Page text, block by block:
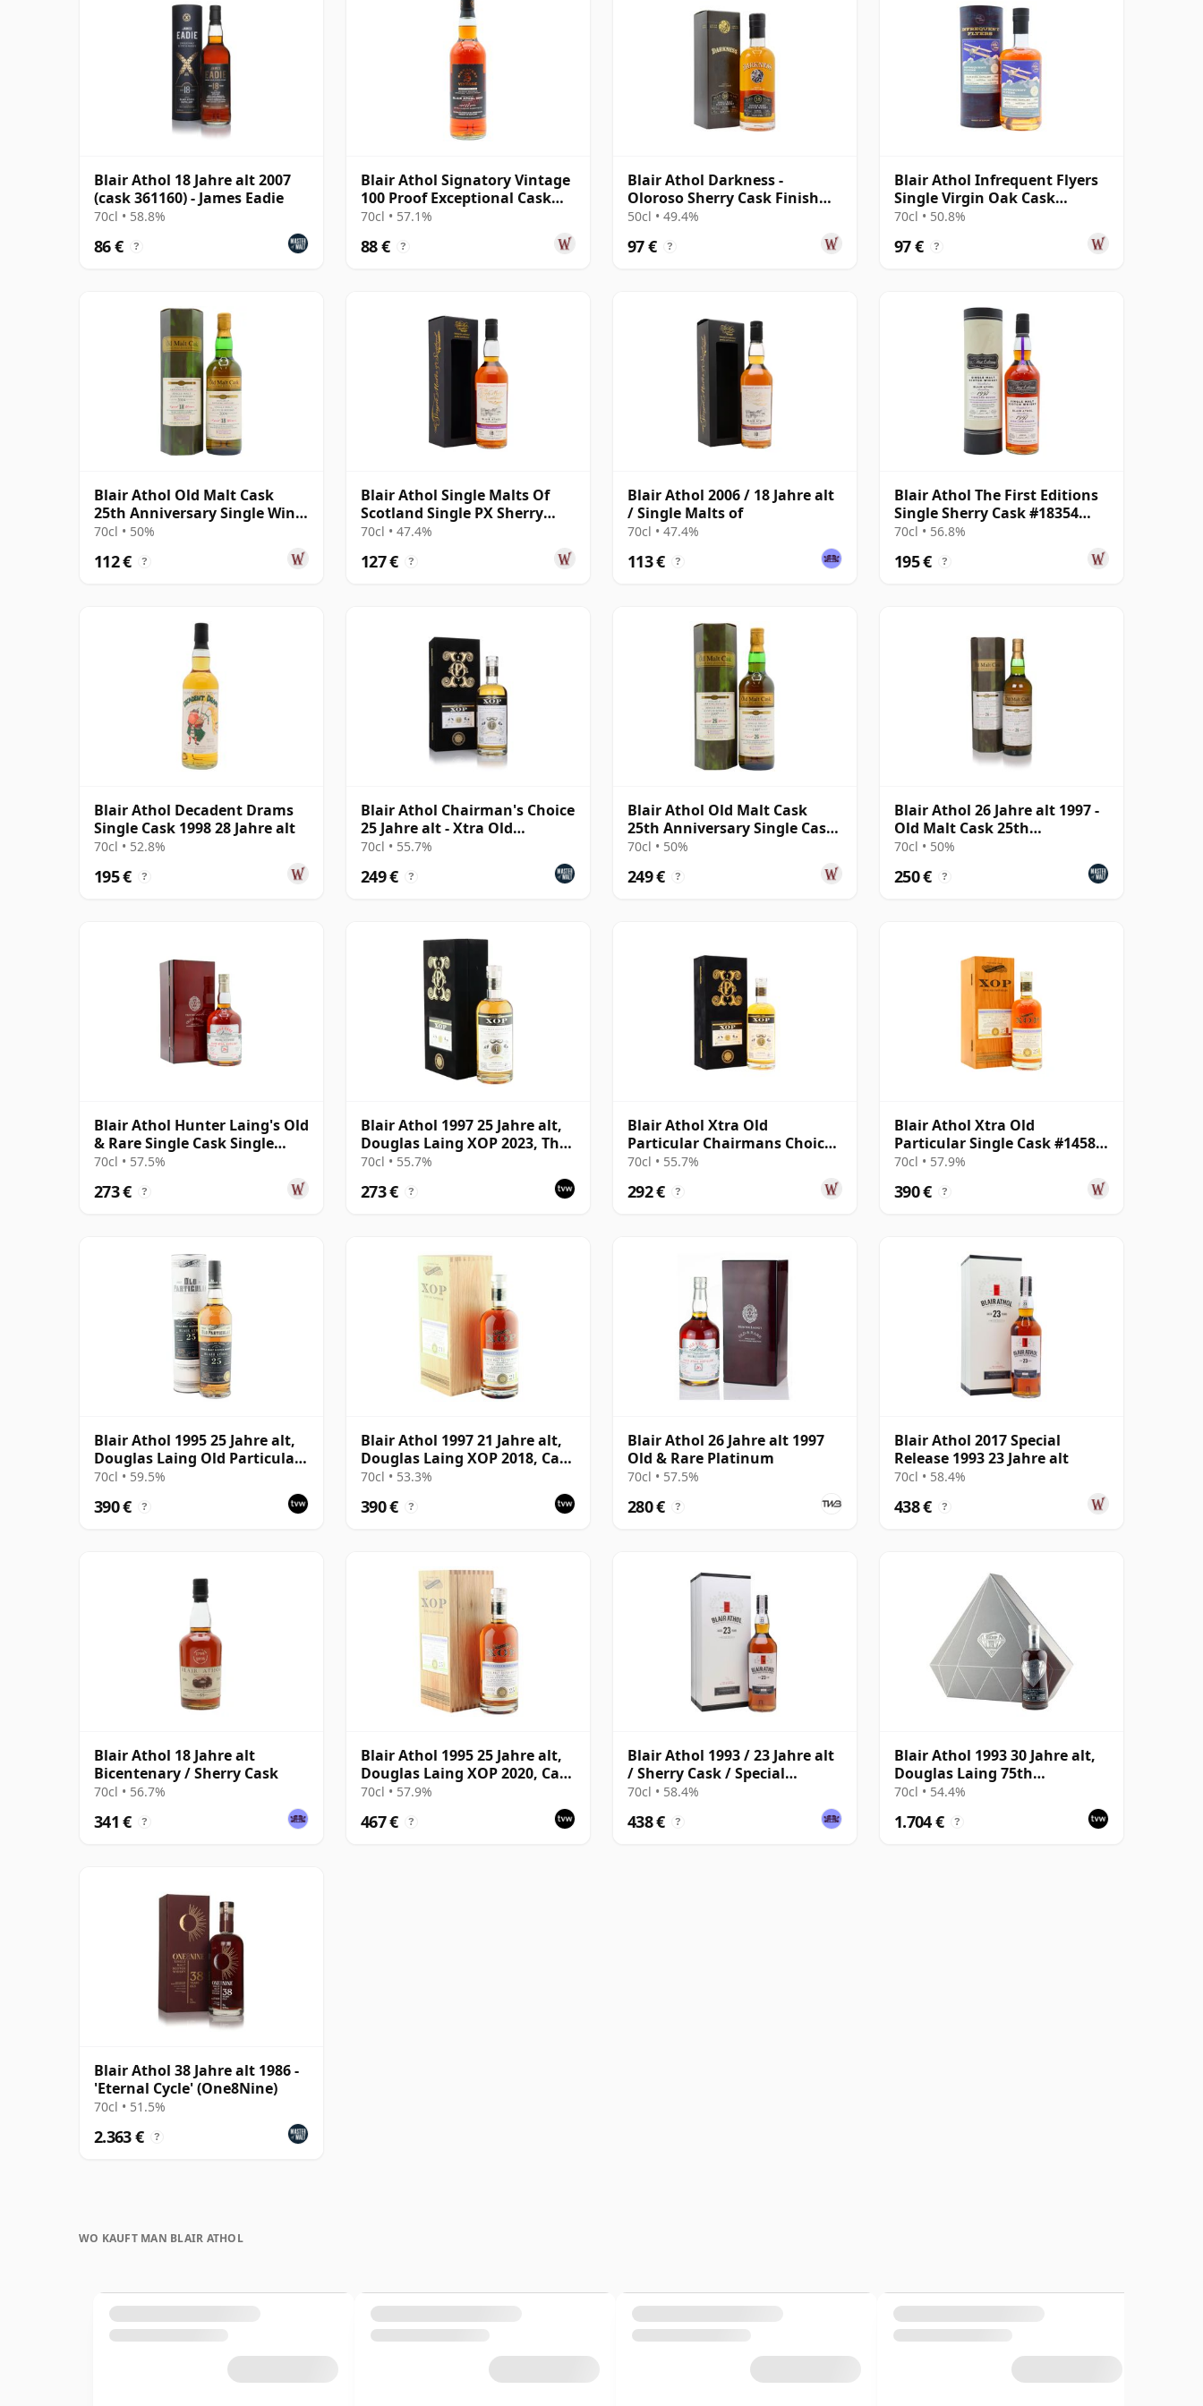
Blair Athol 18 Jahre alt 2007
(cask 361160) - James Eadie
70cl • 58.8%
86 € ?
Blair Athol Signatory Vintage
100 Proof Exceptional Cask
Batch 2007 17 Jahre alt
70cl • 57.1%
88 € ?
Blair Athol Darkness -
Oloroso Sherry Cask Finish
Single Malt 18 Jahre alt
50cl • 49.4%
97 € ?
Blair Athol Infrequent Flyers
Single Virgin Oak Cask
#807415 2008 17 Jahre alt
70cl • 50.8%
97 € ?
Blair Athol Old Malt Cask
25th Anniversary Single Wine
Cask #5 2004 18 Jahre alt
70cl • 50%
112 € ?
Blair Athol Single Malts Of
Scotland Single PX Sherry
Cask #40 2006 18 Jahre alt
70cl • 47.4%
127 € ?
Blair Athol 2006 / 18 Jahre alt
/ Single Malts of
70cl • 47.4%
113 € ?
Blair Athol The First Editions
Single Sherry Cask #18354
1997 23 Jahre alt
70cl • 56.8%
195 € ?
Blair Athol Decadent Drams
Single Cask 1998 28 Jahre alt
70cl • 52.8%
195 € ?
Blair Athol Chairman's Choice
25 Jahre alt - Xtra Old
Particular
70cl • 55.7%
249 € ?
Blair Athol Old Malt Cask
25th Anniversary Single Cask
#56886 1997 26 Jahre alt
70cl • 50%
249 € ?
Blair Athol 26 Jahre alt 1997 -
Old Malt Cask 25th
Anniversary
70cl • 50%
250 € ?
Blair Athol Hunter Laing's Old
& Rare Single Cask Single
Malt 1997 26 Jahre alt
70cl • 57.5%
273 € ?
Blair Athol 1997 25 Jahre alt,
Douglas Laing XOP 2023, The
Chairman's Choice - Cask
70cl • 55.7%
273 € ?
Blair Athol Xtra Old
Particular Chairmans Choice
Single Cask # 25 Jahre alt
70cl • 55.7%
292 € ?
Blair Athol Xtra Old
Particular Single Cask #14585
1995 25 Jahre alt
70cl • 57.9%
390 € ?
Blair Athol 1995 25 Jahre alt,
Douglas Laing Old Particular,
Cask 13945
70cl • 59.5%
390 € ?
Blair Athol 1997 21 Jahre alt,
Douglas Laing XOP 2018, Cask
12604
70cl • 53.3%
390 € ?
Blair Athol 26 Jahre alt 1997
Old & Rare Platinum
70cl • 57.5%
280 € ?
Blair Athol 2017 Special
Release 1993 23 Jahre alt
70cl • 58.4%
438 € ?
Blair Athol 18 Jahre alt
Bicentenary / Sherry Cask
70cl • 56.7%
341 € ?
Blair Athol 1995 25 Jahre alt,
Douglas Laing XOP 2020, Cask
14585
70cl • 57.9%
467 € ?
Blair Athol 1993 / 23 Jahre alt
/ Sherry Cask / Special
Releases 2017
70cl • 58.4%
438 € ?
Blair Athol 1993 30 Jahre alt,
Douglas Laing 75th
Anniversary 2023 Bottling
70cl • 54.4%
1.704 € ?
Blair Athol 38 Jahre alt 1986 -
'Eternal Cycle' (One8Nine)
70cl • 51.5%
2.363 € ?
WO KAUFT MAN BLAIR ATHOL